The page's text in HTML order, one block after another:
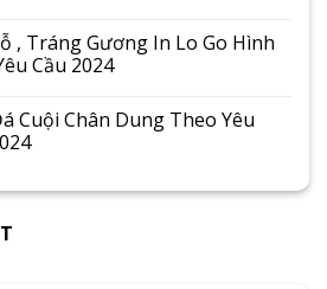
, Tráng Gương In Lo Go Hình
Cầu 2024
Cuội Chân Dung Theo Yêu